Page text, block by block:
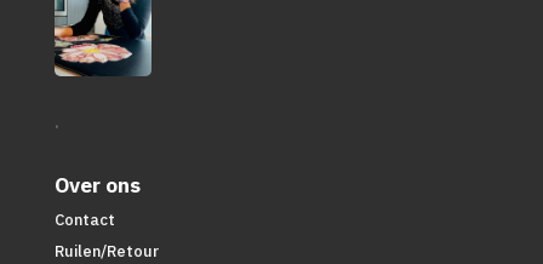
.
Over ons
Contact
Ruilen/Retour